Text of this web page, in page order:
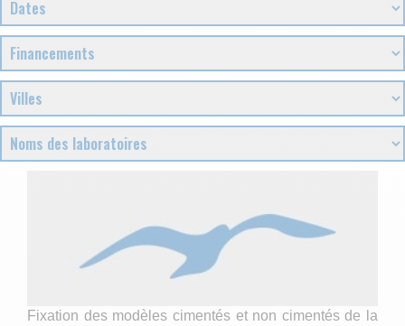
Fixation des modèles cimentés et non cimentés de la